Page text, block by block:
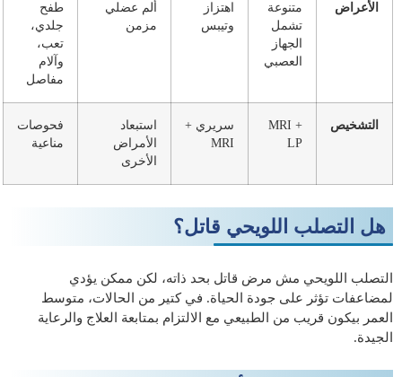
الأعراض
متنوعة
تشمل
الجهاز
العصبي
اهتزاز
وتيبس
ألم عضلي
مزمن
طفح
جلدي،
تعب،
وآلام
مفاصل
التشخيص
MRI +
LP
سريري +
MRI
استبعاد
الأمراض
الأخرى
فحوصات
مناعية
هل التصلب اللويحي قاتل؟
التصلب اللويحي مش مرض قاتل بحد ذاته، لكن ممكن يؤدي
لمضاعفات تؤثر على جودة الحياة. في كتير من الحالات، متوسط
العمر بيكون قريب من الطبيعي مع الالتزام بمتابعة العلاج والرعاية
الجيدة.